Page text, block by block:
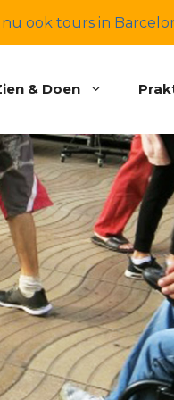
ook tours in
& Doen